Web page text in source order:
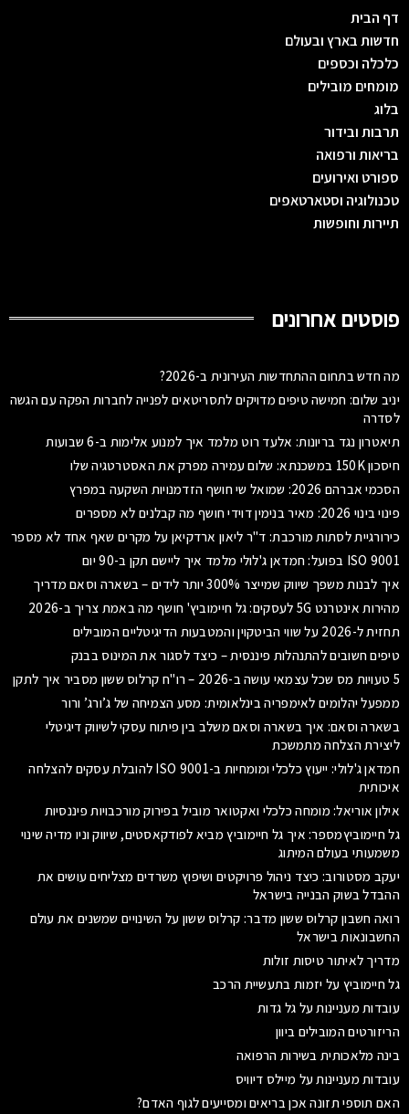
דף הבית
חדשות בארץ ובעולם
כלכלה וכספים
מומחים מובילים
בלוג
תרבות ובידור
בריאות ורפואה
ספורט ואירועים
טכנולוגיה וסטארטאפים
תיירות וחופשות
פוסטים אחרונים
מה חדש בתחום ההתחדשות העירונית ב-2026?
יניב שלום: חמישה טיפים מדויקים לתסריטאים לפנייה לחברות הפקה עם הגשה
לסדרה
תיאטרון נגד בריונות: אלעד רוט מלמד איך למנוע אלימות ב-6 שבועות
חיסכון 150K במשכנתא: שלום עמירה מפרק את האסטרטגיה שלו
הסכמי אברהם 2026: שמואל שי חושף הזדמנויות השקעה במפרץ
פינוי בינוי 2026: מאיר בנימין דוידי חושף מה קבלנים לא מספרים
כירורגיית לסתות מורכבת: ד"ר ליאון ארדקיאן על מקרים שאף אחד לא מספר
ISO 9001 בפועל: חמדאן ג'לולי מלמד איך ליישם תקן ב-90 יום
איך לבנות משפך שיווק שמייצר 300% יותר לידים – בשארה וסאם מדריך
מהירות אינטרנט 5G לעסקים: גל חיימוביץ' חושף מה באמת צריך ב-2026
תחזית ל-2026 על שווי הביטקוין והמטבעות הדיגיטליים המובילים
טיפים חשובים להתנהלות פיננסית – כיצד לסגור את המינוס בבנק
5 טעויות מס שכל עצמאי עושה ב-2026 – רו"ח קרלוס ששון מסביר איך לתקן
ממפעל יהלומים לאימפריה בינלאומית: מסע הצמיחה של ג’ורג’ ורור
בשארה וסאם: איך בשארה וסאם משלב בין פיתוח עסקי לשיווק דיגיטלי
ליצירת הצלחה מתמשכת
חמדאן ג'לולי: ייעוץ כלכלי ומומחיות ב-ISO 9001 להובלת עסקים להצלחה
איכותית
אילון אוריאל: מומחה כלכלי ואקטואר מוביל בפירוק מורכבויות פיננסיות
גל חיימוביץמספר: איך גל חיימוביץ מביא לפודקאסטים, שיווק וניו מדיה שינוי
משמעותי בעולם המיתוג
יעקב מסטורוב: כיצד ניהול פרויקטים ושיפוץ משרדים מצליחים עושים את
ההבדל בשוק הבנייה בישראל
רואה חשבון קרלוס ששון מדבר: קרלוס ששון על השינויים שמשנים את עולם
החשבונאות בישראל
מדריך לאיתור טיסות זולות
גל חיימוביץ על יזמות בתעשיית הרכב
עובדות מעניינות על גל גדות
הריזורטים המובילים ביוון
בינה מלאכותית בשירות הרפואה
עובדות מעניינות על מיילס דיוויס
האם תוספי תזונה אכן בריאים ומסייעים לגוף האדם?